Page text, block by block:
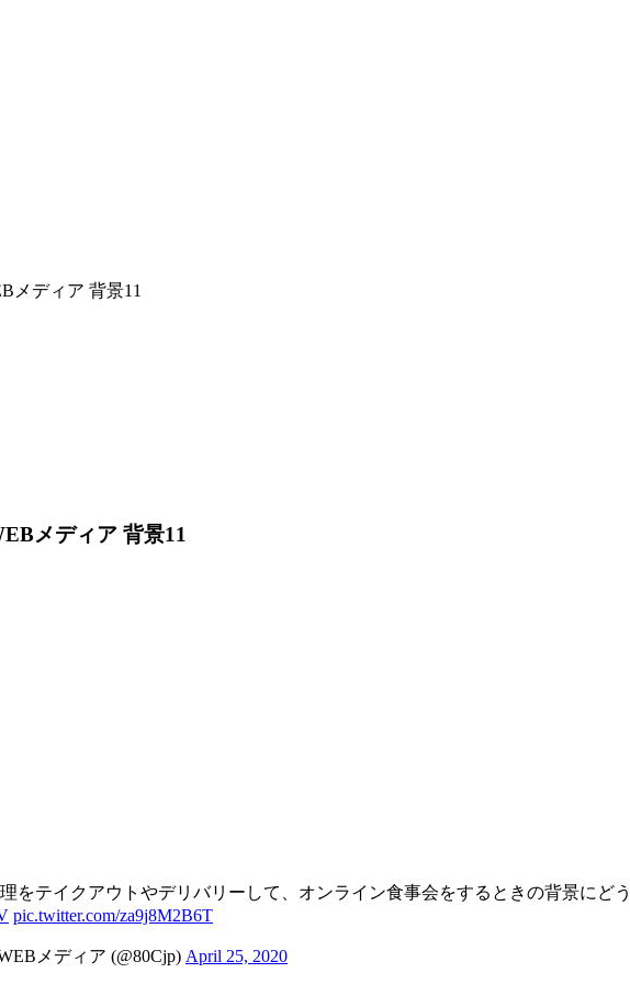
メディア 背景11
メディア 背景11
をテイクアウトやデリバリーして、オンライン食事会をするときの背景にど
pic.twitter.com/za9j8M2B6T
メディア (@80Cjp) April 25, 2020